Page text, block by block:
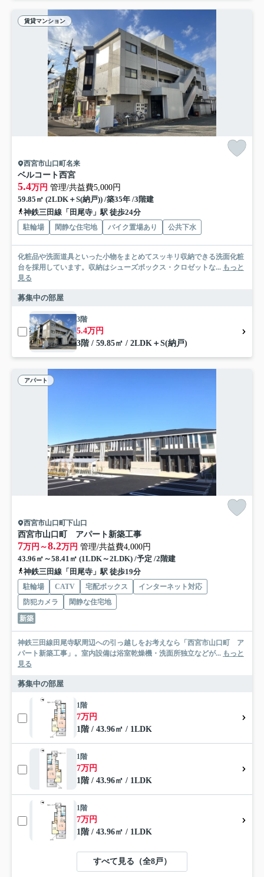
賃貸マンション
西宮市山口町名来
ベルコート西宮
5.4万円 管理/共益費5,000円
59.85㎡ (2LDK＋S(納戸)) /築35年 /3階建
神鉄三田線「田尾寺」駅 徒歩24分
駐輪場 閑静な住宅地 バイク置場あり 公共下水
化粧品や洗面道具といった小物をまとめてスッキリ収納できる洗面化粧
台を採用しています。収納はシューズボックス・クロゼットな... もっと
見る
募集中の部屋
3階
5.4万円
3階 / 59.85㎡ / 2LDK＋S(納戸)
アパート
西宮市山口町下山口
西宮市山口町 アパート新築工事
7万円～8.2万円 管理/共益費4,000円
43.96㎡～58.41㎡ (1LDK～2LDK) /予定 /2階建
神鉄三田線「田尾寺」駅 徒歩19分
駐輪場 CATV 宅配ボックス
インターネット対応
防犯カメラ
閑静な住宅地
新築
神鉄三田線田尾寺駅周辺への引っ越しをお考えなら「西宮市山口町 ア
パート新築工事」。室内設備は浴室乾燥機・洗面所独立などが... もっと
見る
募集中の部屋
1階
7万円
1階 / 43.96㎡ / 1LDK
1階
7万円
1階 / 43.96㎡ / 1LDK
1階
7万円
1階 / 43.96㎡ / 1LDK
すべて見る（全8戸）